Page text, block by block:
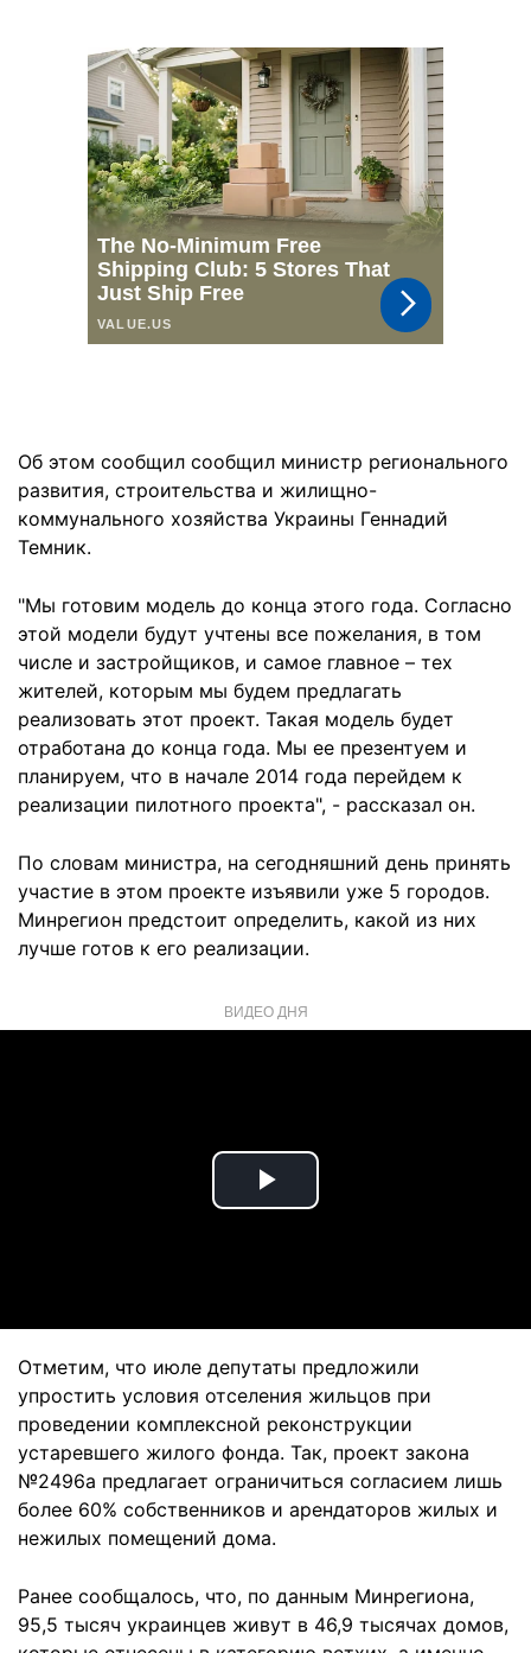
Об этом сообщил сообщил министр регионального
развития, строительства и жилищно-
коммунального хозяйства Украины Геннадий
Темник.
"Мы готовим модель до конца этого года. Согласно
этой модели будут учтены все пожелания, в том
числе и застройщиков, и самое главное – тех
жителей, которым мы будем предлагать
реализовать этот проект. Такая модель будет
отработана до конца года. Мы ее презентуем и
планируем, что в начале 2014 года перейдем к
реализации пилотного проекта", - рассказал он.
По словам министра, на сегодняшний день принять
участие в этом проекте изъявили уже 5 городов.
Минрегион предстоит определить, какой из них
лучше готов к его реализации.
ВИДЕО ДНЯ
Play
Отметим, что июле депутаты предложили
упростить условия отселения жильцов при
проведении комплексной реконструкции
устаревшего жилого фонда. Так, проект закона
№2496а предлагает ограничиться согласием лишь
более 60% собственников и арендаторов жилых и
нежилых помещений дома.
Ранее сообщалось, что, по данным Минрегиона,
95,5 тысяч украинцев живут в 46,9 тысячах домов,